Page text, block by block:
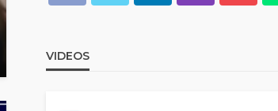
VIDEOS